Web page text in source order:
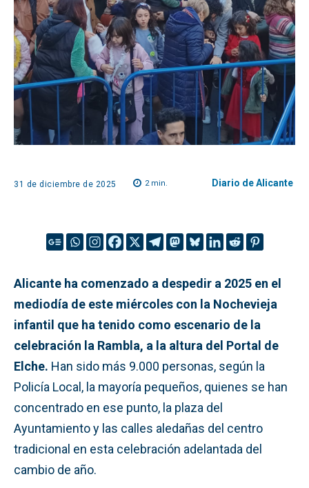
31 de diciembre de 2025 2min. Diario de Alicante
Alicante ha comenzado a despedir a 2025 en el
mediodía de este miércoles con la Nochevieja
infantil que ha tenido como escenario de la
celebración la Rambla, a la altura del Portal de
Elche. Han sido más 9.000 personas, según la
Policía Local, la mayoría pequeños, quienes se han
concentrado en ese punto, la plaza del
Ayuntamiento y las calles aledañas del centro
tradicional en esta celebración adelantada del
cambio de año.